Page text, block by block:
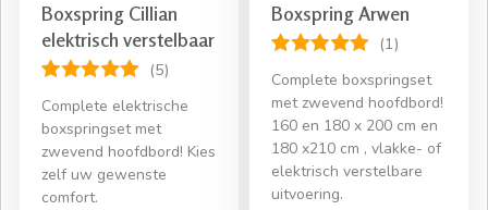
Boxspring Cillian
elektrisch verstelbaar
(5)
Complete elektrische
boxspringset met
zwevend hoofdbord! Kies
zelf uw gewenste
comfort.
Boxspring Arwen
(1)
Complete boxspringset
met zwevend hoofdbord!
160 en 180 x 200 cm en
180 x210 cm , vlakke- of
elektrisch verstelbare
uitvoering.